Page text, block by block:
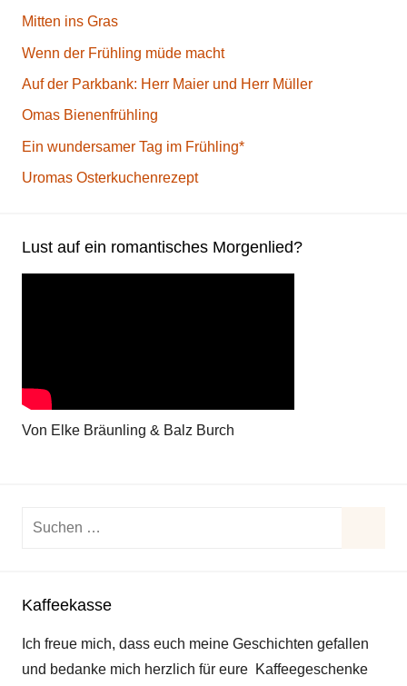
Mitten ins Gras
Wenn der Frühling müde macht
Auf der Parkbank: Herr Maier und Herr Müller
Omas Bienenfrühling
Ein wundersamer Tag im Frühling*
Uromas Osterkuchenrezept
Lust auf ein romantisches Morgenlied?
Von Elke Bräunling & Balz Burch
Suchen
Kaffeekasse
Ich freue mich, dass euch meine Geschichten gefallen
und bedanke mich herzlich für eure Kaffeegeschenke